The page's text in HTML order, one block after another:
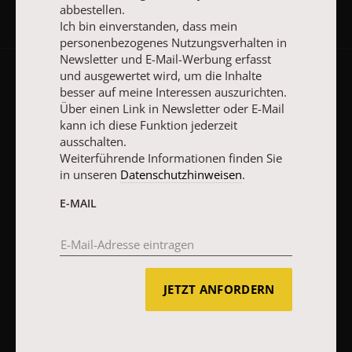
AGB und Widerrufsbelehrung Datenschutz Barrierefreiheit
Impressum
Vertrag widerrufen Abo online kündigen
abbestellen.
Ich bin einverstanden, dass mein
personenbezogenes Nutzungsverhalten in
Newsletter und E-Mail-Werbung erfasst
und ausgewertet wird, um die Inhalte
besser auf meine Interessen auszurichten.
Über einen Link in Newsletter oder E-Mail
kann ich diese Funktion jederzeit
ausschalten.
Weiterführende Informationen finden Sie
in unseren Datenschutzhinweisen.
E-MAIL
JETZT ANFORDERN